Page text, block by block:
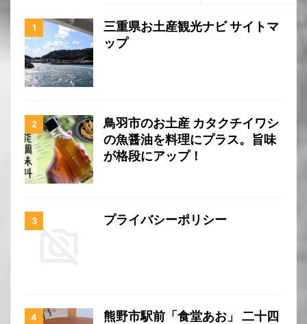
三重県お土産観光ナビ サイトマ
ップ
鳥羽市のお土産 カタクチイワシ
の魚醤油を料理にプラス。旨味
が格段にアップ！
プライバシーポリシー
熊野市駅前「食堂あお」 二十四